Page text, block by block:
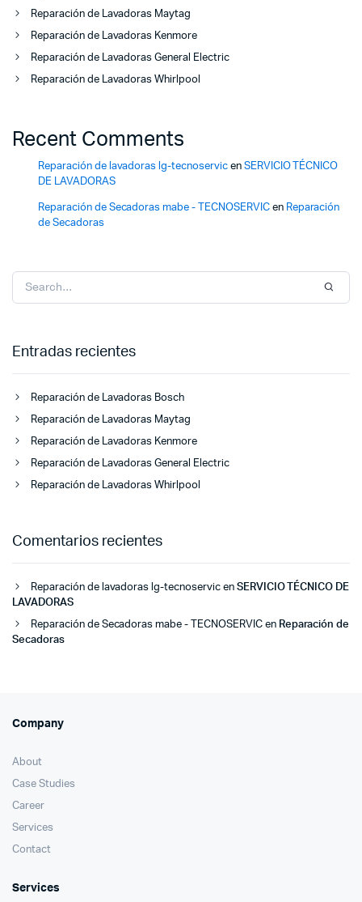
Reparación de Lavadoras Maytag
Reparación de Lavadoras Kenmore
Reparación de Lavadoras General Electric
Reparación de Lavadoras Whirlpool
Recent Comments
Reparación de lavadoras lg-tecnoservicen SERVICIO TÉCNICO
DE LAVADORAS
Reparación de Secadoras mabe - TECNOSERVICen Reparación
de Secadoras
Entradas recientes
Reparación de Lavadoras Bosch
Reparación de Lavadoras Maytag
Reparación de Lavadoras Kenmore
Reparación de Lavadoras General Electric
Reparación de Lavadoras Whirlpool
Comentarios recientes
Reparación de lavadoras lg-tecnoservicen SERVICIO TÉCNICO DE
LAVADORAS
Reparación de Secadoras mabe - TECNOSERVICen Reparación de
Secadoras
Company
About
Case Studies
Career
Services
Contact
Services